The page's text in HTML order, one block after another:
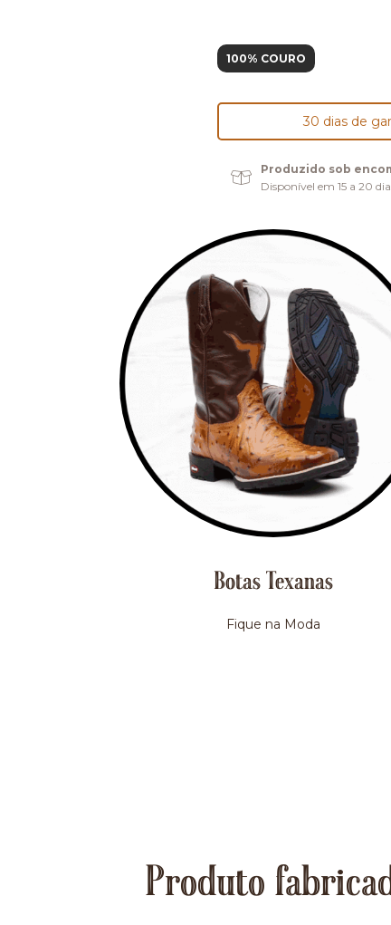
100% COURO
30 dias de
Produzido sob
Disponível em 15 a 20
Botas Texanas
Fique na Moda
Produto